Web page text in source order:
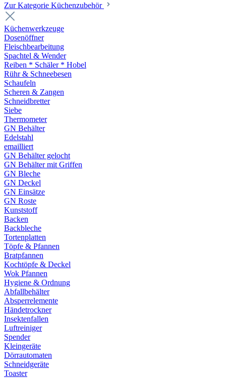
Zur Kategorie Küchenzubehör
Küchenwerkzeuge
Dosenöffner
Fleischbearbeitung
Spachtel & Wender
Reiben * Schäler * Hobel
Rühr & Schneebesen
Schaufeln
Scheren & Zangen
Schneidbretter
Siebe
Thermometer
GN Behälter
Edelstahl
emailliert
GN Behälter gelocht
GN Behälter mit Griffen
GN Bleche
GN Deckel
GN Einsätze
GN Roste
Kunststoff
Backen
Backbleche
Tortenplatten
Töpfe & Pfannen
Bratpfannen
Kochtöpfe & Deckel
Wok Pfannen
Hygiene & Ordnung
Abfallbehälter
Absperrelemente
Händetrockner
Insektenfallen
Luftreiniger
Spender
Kleingeräte
Dörrautomaten
Schneidgeräte
Toaster